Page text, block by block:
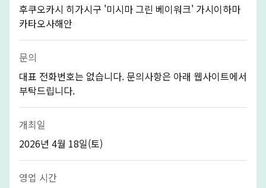
후쿠오카시 히가시구 '미시마 그린 베이워크' 가시이하마
카타오사해안
문의
대표 전화번호는 없습니다. 문의사항은 아래 웹사이트에서
부탁드립니다.
개최일
2026년 4월 18일(토)
영업 시간